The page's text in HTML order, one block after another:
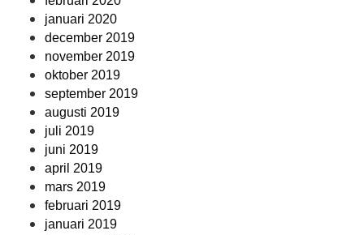
januari 2020
december 2019
november 2019
oktober 2019
september 2019
augusti 2019
juli 2019
juni 2019
april 2019
mars 2019
februari 2019
januari 2019